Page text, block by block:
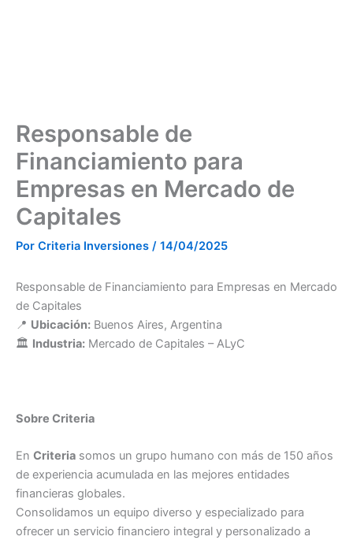
Responsable de
Financiamiento para
Empresas en Mercado de
Capitales
Por Criteria Inversiones / 14/04/2025
Responsable de Financiamiento para Empresas en Mercado
de Capitales
📍 Ubicación: Buenos Aires, Argentina
🏛️ Industria: Mercado de Capitales – ALyC
Sobre Criteria
En Criteria somos un grupo humano con más de 150 años
de experiencia acumulada en las mejores entidades
financieras globales.
Consolidamos un equipo diverso y especializado para
ofrecer un servicio financiero integral y personalizado a